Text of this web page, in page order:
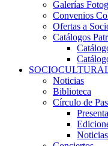
Galerías
Convenios
Ofertas a
Catálogos
Noticias
Biblioteca
Círculo de
Noticias